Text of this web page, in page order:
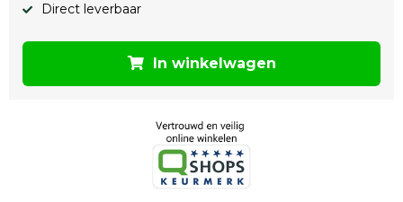
Direct leverbaar
In winkelwagen